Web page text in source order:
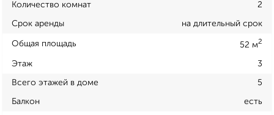
Количество комнат 2
Срок аренды на длительный срок
Общая площадь 52 м2
Этаж 3
Всего этажей в доме 5
Балкон есть